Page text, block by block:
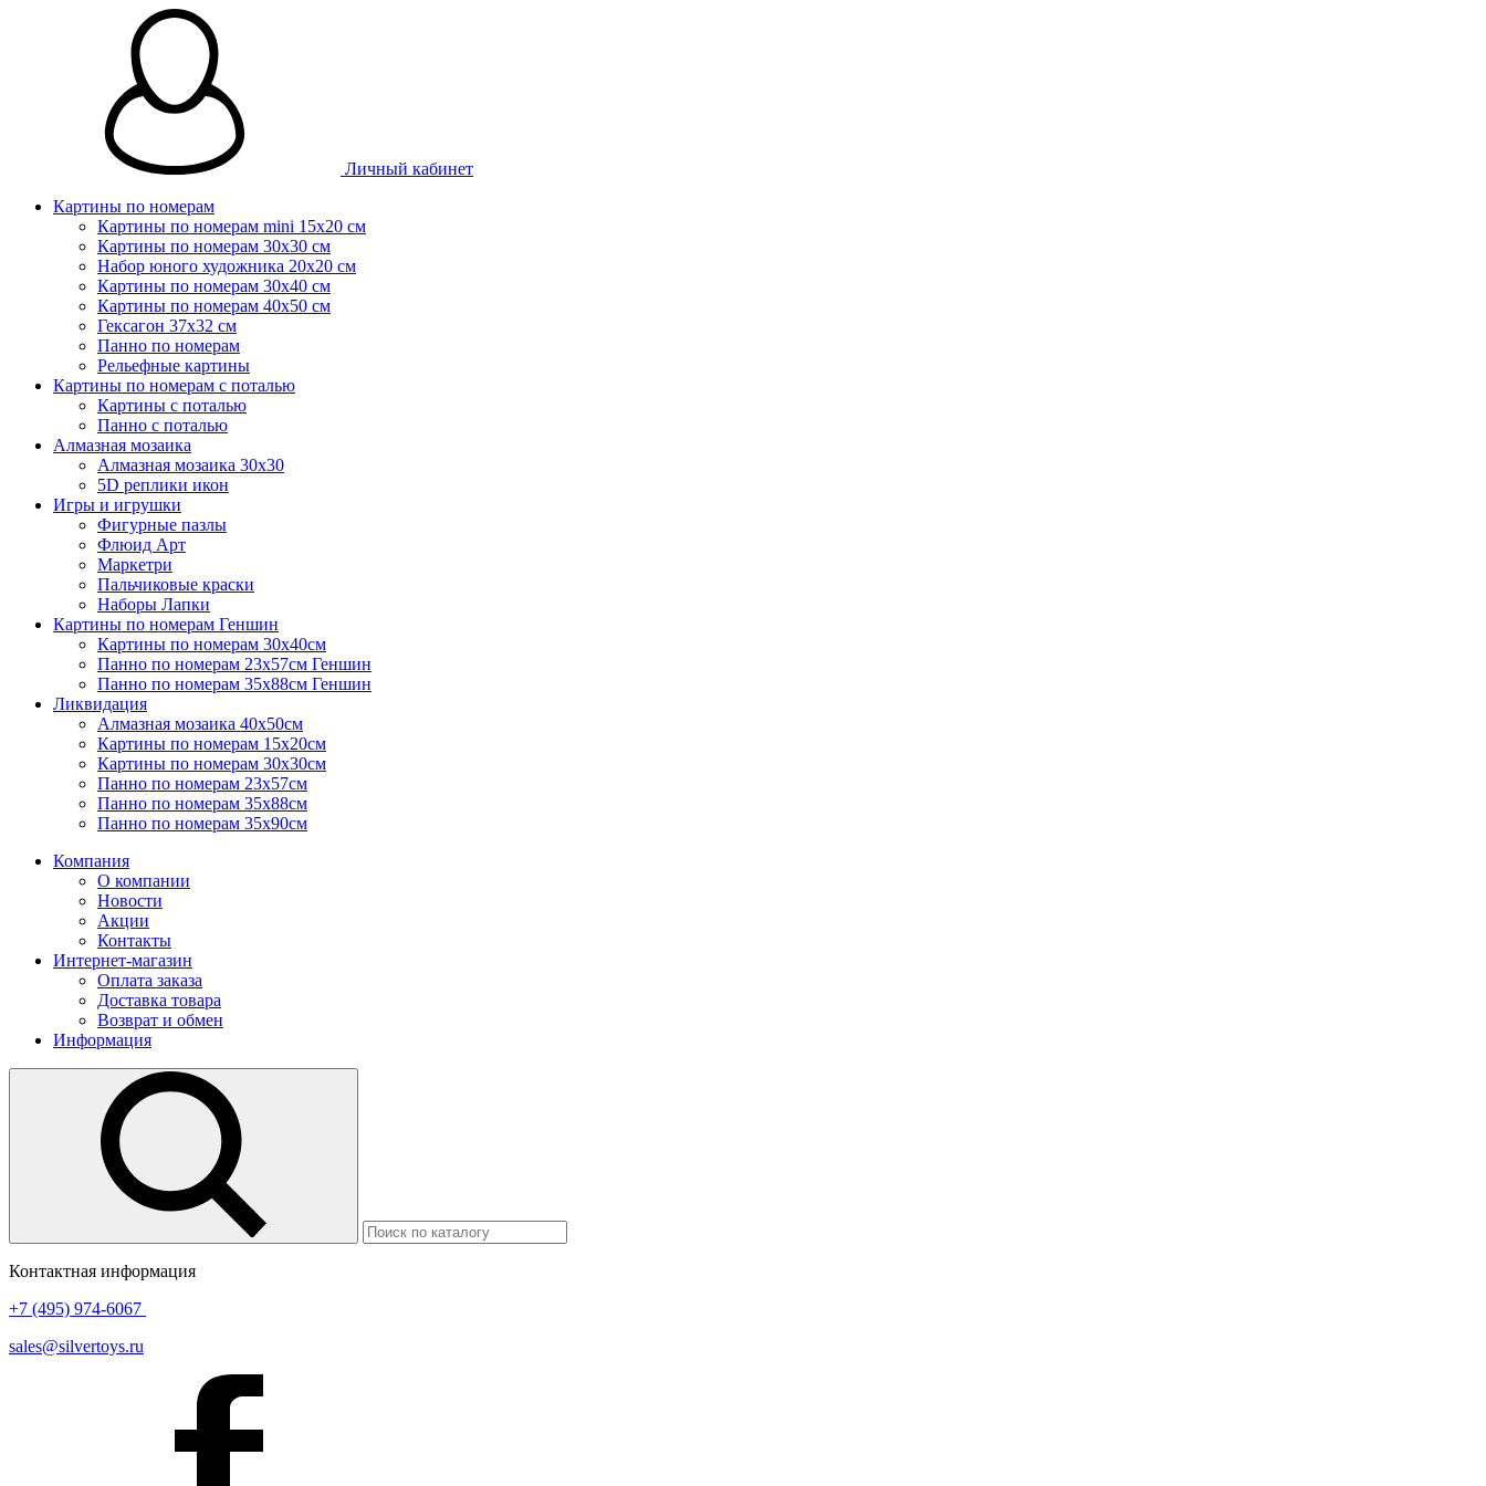
Личный кабинет
Картины по номерам
Картины по номерам mini 15х20 см
Картины по номерам 30x30 см
Набор юного художника 20х20 см
Картины по номерам 30х40 см
Картины по номерам 40х50 см
Гексагон 37х32 см
Панно по номерам
Рельефные картины
Картины по номерам с поталью
Картины с поталью
Панно с поталью
Алмазная мозаика
Алмазная мозаика 30х30
5D реплики икон
Игры и игрушки
Фигурные пазлы
Флюид Арт
Маркетри
Пальчиковые краски
Наборы Лапки
Картины по номерам Геншин
Картины по номерам 30х40см
Панно по номерам 23х57см Геншин
Панно по номерам 35х88см Геншин
Ликвидация
Алмазная мозаика 40х50см
Картины по номерам 15х20см
Картины по номерам 30х30см
Панно по номерам 23х57см
Панно по номерам 35х88см
Панно по номерам 35х90см
Компания
О компании
Новости
Акции
Контакты
Интернет-магазин
Оплата заказа
Доставка товара
Возврат и обмен
Информация
Контактная информация
+7 (495) 974-6067
sales@silvertoys.ru